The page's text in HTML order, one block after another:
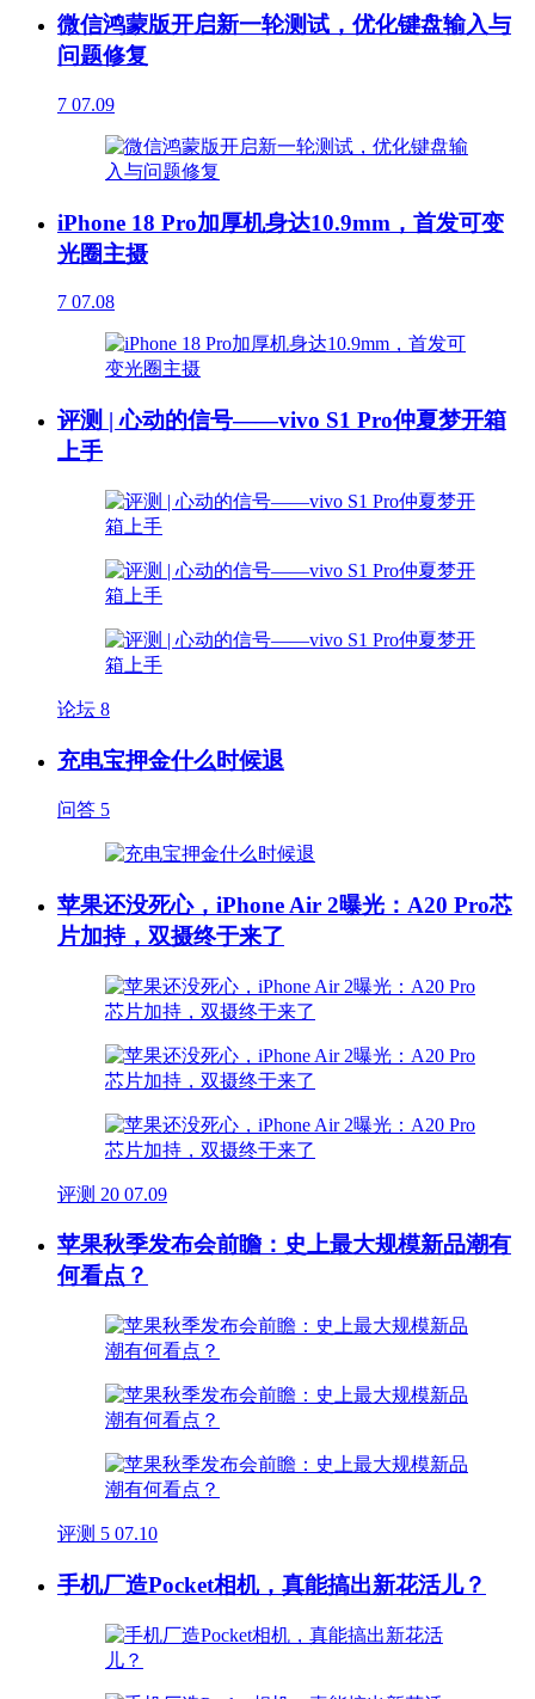
微信鸿蒙版开启新一轮测试，优化键盘输入与
问题修复
7 07.09
iPhone 18 Pro加厚机身达10.9mm，首发可变
光圈主摄
7 07.08
评测 | 心动的信号——vivo S1 Pro仲夏梦开箱
上手
论坛 8
充电宝押金什么时候退
问答 5
苹果还没死心，iPhone Air 2曝光：A20 Pro芯
片加持，双摄终于来了
评测 20 07.09
苹果秋季发布会前瞻：史上最大规模新品潮有
何看点？
评测 5 07.10
手机厂造Pocket相机，真能搞出新花活儿？